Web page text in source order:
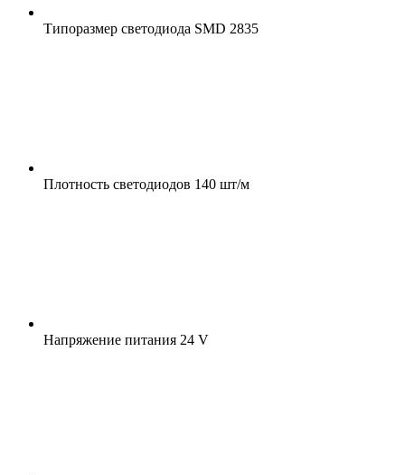
Типоразмер светодиода SMD 2835
Плотность светодиодов 140 шт/м
Напряжение питания 24 V